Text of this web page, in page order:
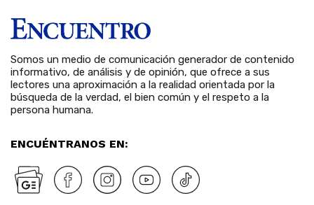
Somos un medio de comunicación generador de contenido
informativo, de análisis y de opinión, que ofrece a sus
lectores una aproximación a la realidad orientada por la
búsqueda de la verdad, el bien común y el respeto a la
persona humana.
ENCUÉNTRANOS EN: